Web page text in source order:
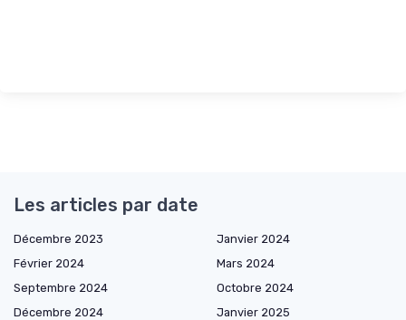
Les articles par date
Décembre 2023
Janvier 2024
Février 2024
Mars 2024
Septembre 2024
Octobre 2024
Décembre 2024
Janvier 2025